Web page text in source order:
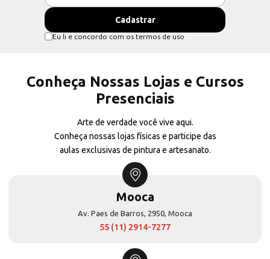
Eu li e concordo com os termos de uso
Conheça Nossas Lojas e Cursos
Presenciais
Arte de verdade você vive aqui.
Conheça nossas lojas físicas e participe das
aulas exclusivas de pintura e artesanato.
Mooca
Av. Paes de Barros, 2950, Mooca
55 (11) 2914-7277